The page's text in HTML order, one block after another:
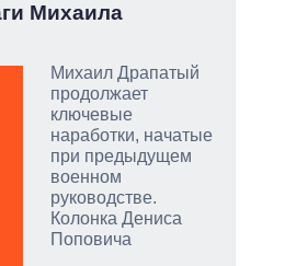
Михаила
Михаил Драпатый
продолжает
ключевые
наработки, начатые
при предыдущем
военном
руководстве.
Колонка Дениса
Поповича